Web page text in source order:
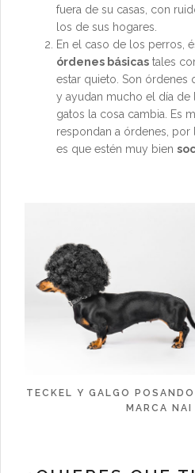
fuera de su casas, con
los de sus hogares.
En el caso de los perros,
órdenes básicas tales
estar quieto. Son órdenes
y ayudan mucho el día
gatos la cosa cambia. Es
respondan a órdenes,
es que estén muy bien
TECKEL Y GALGO
MARCA NAI